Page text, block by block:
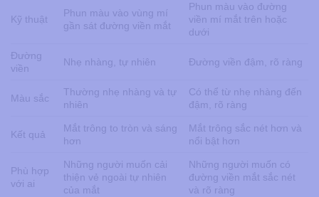
Kỹ thuật
Phun màu vào vùng mí
gần sát đường viền mắt
Phun màu vào đường
viền mí mắt trên hoặc
dưới
Đường
viền
Nhẹ nhàng, tự nhiên Đường viền đậm, rõ ràng
Màu sắc
Thường nhẹ nhàng và tự
nhiên
Có thể từ nhẹ nhàng đến
đậm, rõ ràng
Kết quả
Mắt trông to tròn và sáng
hơn
Mắt trông sắc nét hơn và
nổi bật hơn
Phù hợp
với ai
Những người muốn cải
thiện vẻ ngoài tự nhiên
của mắt
Những người muốn có
đường viền mắt sắc nét
và rõ ràng